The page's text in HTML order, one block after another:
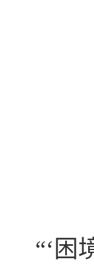
“‘ 困